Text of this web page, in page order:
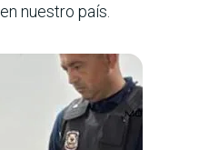
nuestro país.